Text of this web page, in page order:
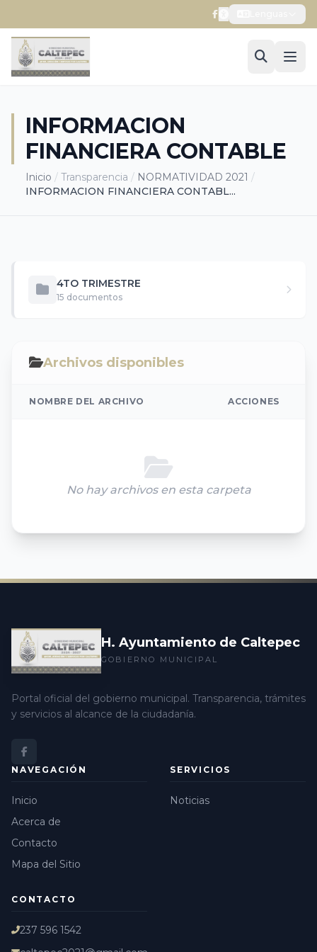
INFORMACION
FINANCIERA CONTABLE
Inicio / Transparencia / NORMATIVIDAD 2021 /
INFORMACION FINANCIERA CONTABL...
4TO TRIMESTRE
15 documentos
Archivos disponibles
NOMBRE DEL ARCHIVO ACCIONES
No hay archivos en esta carpeta
H. Ayuntamiento de Caltepec
GOBIERNO MUNICIPAL
Portal oficial del gobierno municipal. Transparencia, trámites
y servicios al alcance de la ciudadanía.
NAVEGACIÓN
Inicio
Acerca de
Contacto
Mapa del Sitio
SERVICIOS
Noticias
CONTACTO
237 596 1542